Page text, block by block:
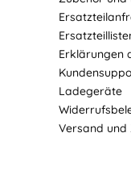
Erklärungen
Ladegeräte
Versand und